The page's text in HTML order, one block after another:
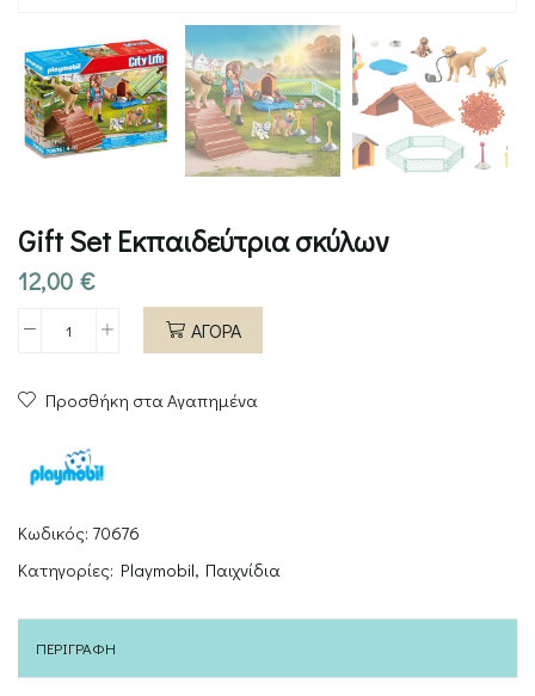
Gift Set Εκπαιδεύτρια σκύλων
12,00 €
Gift
Εκπαιδεύτρια
ποσότητα
ΑΓΟΡΑ
Προσθήκη στα Αγαπημένα
Κωδικός: 70676
Κατηγορίες: Playmobil, Παιχνίδια
ΠΕΡΙΓΡΑΦΉ